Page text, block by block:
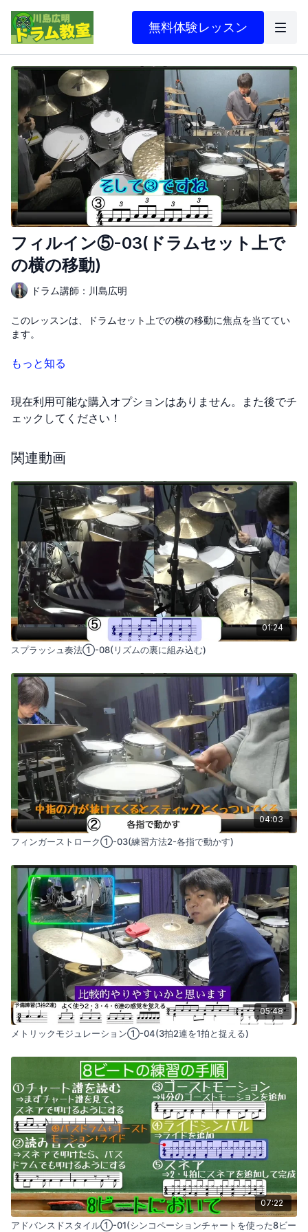
無料体験レッスン
フィルイン⑤-03(ドラムセット上で
の横の移動)
ドラム講師：川島広明
このレッスンは、ドラムセット上での横の移動に焦点を当ててい
ます。
具体的には、フロアタムからスネアドラムへの移動を練習しま
す。左手でフロアタムからスネアへスムーズに移動するのが少し
難しいポイントです。
ゆっくりと練習し始めてください。移動が難しいかもしれません
徐々にテンポを上げていくことで、この動きの流暢さを高めてい
きましょう。
もっと知る
現在利用可能な購入オプションはありません。また後でチ
ェックしてください！
関連動画
01:24
スプラッシュ奏法①-08(リズムの裏に組み込む)
04:03
フィンガーストローク①-03(練習方法2-各指で動かす)
05:48
メトリックモジュレーション①-04(3拍2連を1拍と捉える)
07:22
アドバンスドスタイル①-01(シンコペーションチャートを使った8ビー